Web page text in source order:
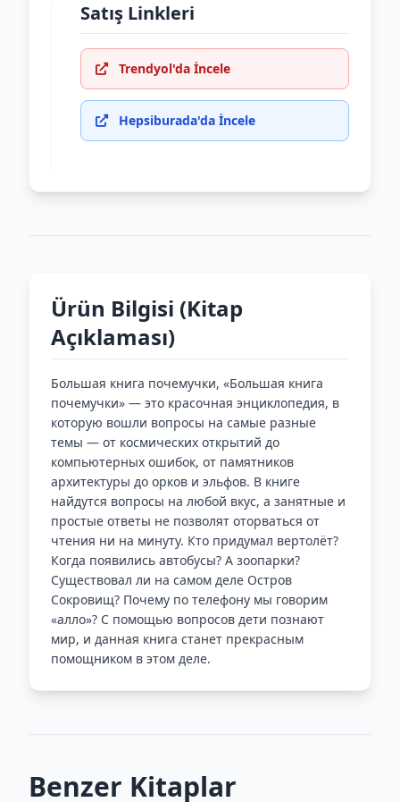
Satış Linkleri
Trendyol'da İncele
Hepsiburada'da İncele
Ürün Bilgisi (Kitap
Açıklaması)
Большая книга почемучки, «Большая книга
почемучки» — это красочная энциклопедия, в
которую вошли вопросы на самые разные
темы — от космических открытий до
компьютерных ошибок, от памятников
архитектуры до орков и эльфов. В книге
найдутся вопросы на любой вкус, а занятные и
простые ответы не позволят оторваться от
чтения ни на минуту. Кто придумал вертолёт?
Когда появились автобусы? А зоопарки?
Существовал ли на самом деле Остров
Сокровищ? Почему по телефону мы говорим
«алло»? С помощью вопросов дети познают
мир, и данная книга станет прекрасным
помощником в этом деле.
Benzer Kitaplar